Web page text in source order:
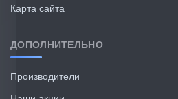
Карта сайта
ДОПОЛНИТЕЛЬНО
Производители